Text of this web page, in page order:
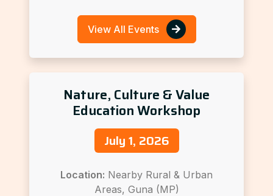
View All Events
Nature, Culture & Value
Education Workshop
July 1, 2026
Location: Nearby Rural & Urban
Areas, Guna (MP)